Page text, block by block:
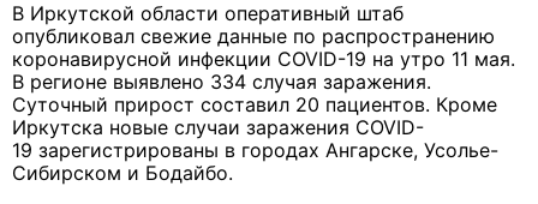
В Иркутской области оперативный штаб
опубликовал свежие данные по распространению
коронавирусной инфекции COVID-19 на утро 11 мая.
В регионе выявлено 334 случая заражения.
Суточный прирост составил 20 пациентов. Кроме
Иркутска новые случаи заражения COVID-
19 зарегистрированы в городах Ангарске, Усолье-
Сибирском и Бодайбо.